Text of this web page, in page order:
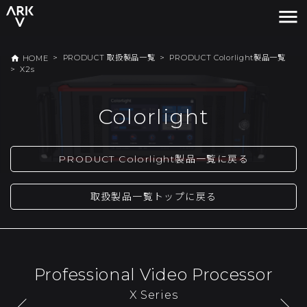
menu
home HOME > PRODUCT 取扱製品一覧 > PRODUCT Colorlight製品一覧
>X2s
Colorlight
PRODUCT Colorlight製品一覧に戻る
取扱製品一覧トップに戻る
Professional Video Processor
X Series